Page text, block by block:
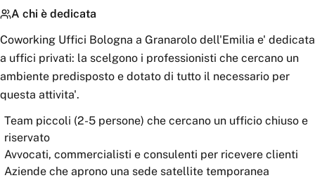
A chi è dedicata
Coworking Uffici Bologna a Granarolo dell'Emilia e' dedicata
a uffici privati: la scelgono i professionisti che cercano un
ambiente predisposto e dotato di tutto il necessario per
questa attivita'.
Team piccoli (2-5 persone) che cercano un ufficio chiuso e
riservato
Avvocati, commercialisti e consulenti per ricevere clienti
Aziende che aprono una sede satellite temporanea